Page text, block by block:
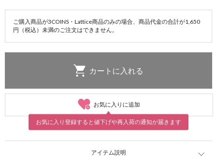
ご購入商品が3COINS・Lattice商品のみの場合、商品代金の合計が1,650
円（税込）未満のご注文はできません。
お気に入りに追加
お気に入り登録すると値下げや再入荷の通知が届きます
アイテム説明